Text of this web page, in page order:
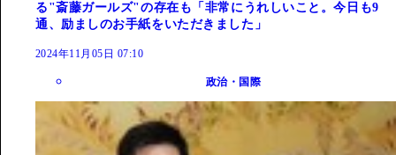
る"斎藤ガールズ"の存在も「非常にうれしいこと。今日も9
通、励ましのお手紙をいただきました」
2024年11月05日 07:10
政治・国際